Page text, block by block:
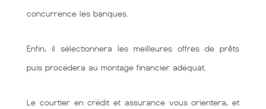
concurrence les banques.
Enfin, il sélectionnera les meilleures offres de prêts
puis procédera au montage financier adéquat.
Le courtier en crédit et assurance vous orientera, et